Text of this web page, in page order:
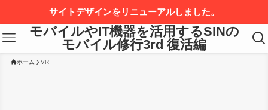
サイトデザインをリニューアルしました。
モバイルやIT機器を活用するSINの
モバイル修行3rd 復活編
ホーム VR